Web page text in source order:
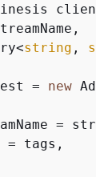
string ,
= new
=
= tags,